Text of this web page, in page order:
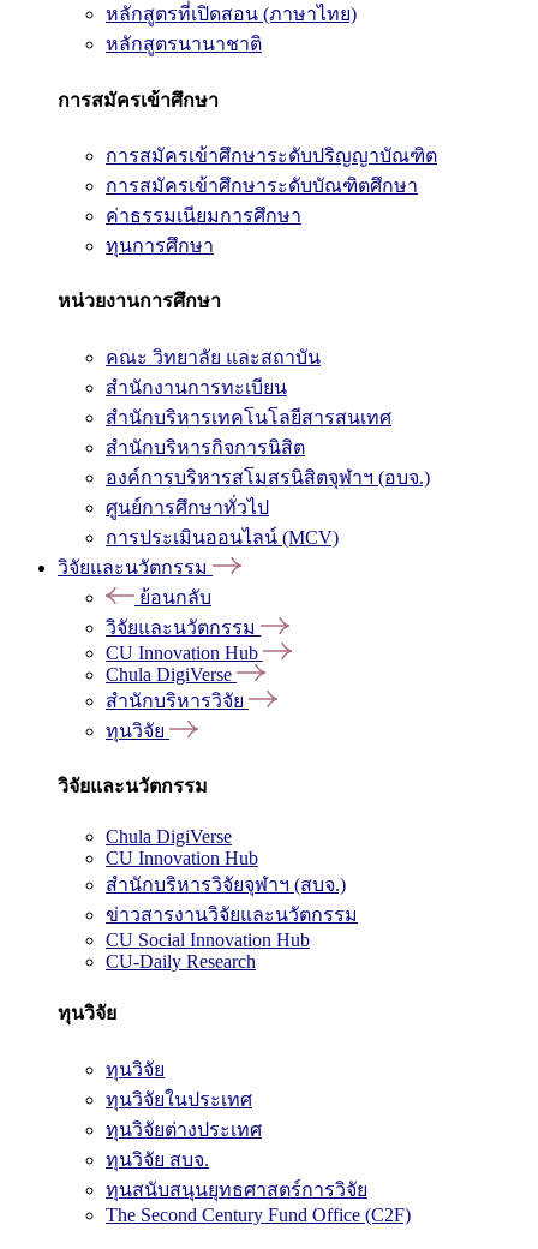
หลักสูตรที่เปิดสอน (ภาษาไทย)
หลักสูตรนานาชาติ
การสมัครเข้าศึกษา
การสมัครเข้าศึกษาระดับปริญญาบัณฑิต
การสมัครเข้าศึกษาระดับบัณฑิตศึกษา
ค่าธรรมเนียมการศึกษา
ทุนการศึกษา
หน่วยงานการศึกษา
คณะ วิทยาลัย และสถาบัน
สำนักงานการทะเบียน
สำนักบริหารเทคโนโลยีสารสนเทศ
สำนักบริหารกิจการนิสิต
องค์การบริหารสโมสรนิสิตจุฬาฯ (อบจ.)
ศูนย์การศึกษาทั่วไป
การประเมินออนไลน์ (MCV)
วิจัยและนวัตกรรม
ย้อนกลับ
วิจัยและนวัตกรรม
CU Innovation Hub
Chula DigiVerse
สำนักบริหารวิจัย
ทุนวิจัย
วิจัยและนวัตกรรม
Chula DigiVerse
CU Innovation Hub
สำนักบริหารวิจัยจุฬาฯ (สบจ.)
ข่าวสารงานวิจัยและนวัตกรรม
CU Social Innovation Hub
CU-Daily Research
ทุนวิจัย
ทุนวิจัย
ทุนวิจัยในประเทศ
ทุนวิจัยต่างประเทศ
ทุนวิจัย สบจ.
ทุนสนับสนุนยุทธศาสตร์การวิจัย
The Second Century Fund Office (C2F)